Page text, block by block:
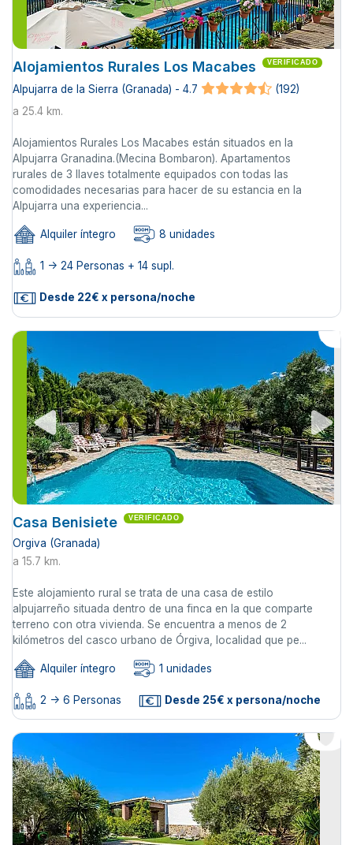
Alojamientos Rurales Los Macabes VERIFICADO
Alpujarra de la Sierra (Granada) - 4.7
(192)
a 25.4 km.
Alojamientos Rurales Los Macabes están situados en la
Alpujarra Granadina.(Mecina Bombaron). Apartamentos
rurales de 3 llaves totalmente equipados con todas las
comodidades necesarias para hacer de su estancia en la
Alpujarra una experiencia...
Alquiler íntegro 8 unidades
1 -> 24 Personas + 14 supl.
Desde 22€ x persona/noche
Casa Benisiete VERIFICADO
Orgiva (Granada)
a 15.7 km.
Este alojamiento rural se trata de una casa de estilo
alpujarreño situada dentro de una finca en la que comparte
terreno con otra vivienda. Se encuentra a menos de 2
kilómetros del casco urbano de Órgiva, localidad que pe...
Alquiler íntegro 1 unidades
2 -> 6 Personas Desde 25€ x persona/noche